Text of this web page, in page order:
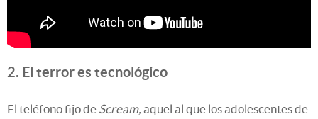
2. El terror es tecnológico
El teléfono fijo de Scream, aquel al que los adolescentes de